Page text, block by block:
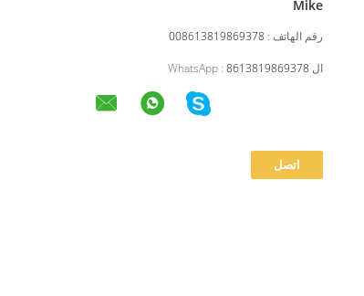
Mike
رقم الهاتف :
ال WhatsApp : 8613819869378